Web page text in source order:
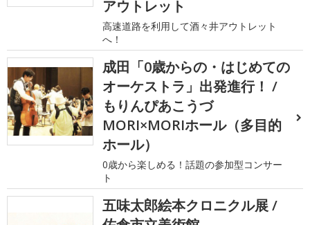
アウトレット
高速道路を利用して酒々井アウトレット
へ！
成田「0歳からの・はじめての
オーケストラ」出発進行！ /
もりんぴあこうづ
MORI×MORIホール（多目的
ホール）
0歳から楽しめる！話題の参加型コンサー
ト
五味太郎絵本クロニクル展 /